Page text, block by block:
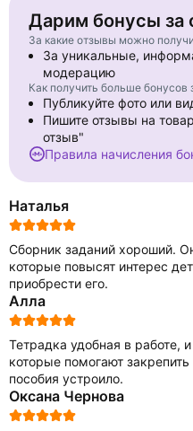
Дарим бонусы за
За какие отзывы можно
За уникальные,
модерацию
Как получить больше бонусов
Публикуйте фото или
Пишите отзывы на
отзыв"
Правила начисления
Наталья
Сборник заданий хороший.
которые повысят интерес
приобрести его.
Алла
Тетрадка удобная в работе,
которые помогают
пособия устроило.
Оксана Чернова